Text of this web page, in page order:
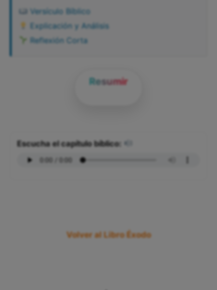
Versículo Bíblico
Explicación y Análisis
Reflexión Corta
Resumir
Escucha el capítulo bíblico:
Volver al Libro Éxodo